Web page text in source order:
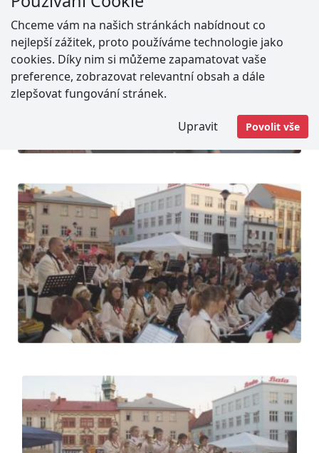
Chceme vám na našich stránkách nabídnout co
nejlepší zážitek, proto používáme technologie jako
cookies. Díky nim si můžeme zapamatovat vaše
preference, zobrazovat relevantní obsah a dále
zlepšovat fungování stránek.
Upravit Povolit vše